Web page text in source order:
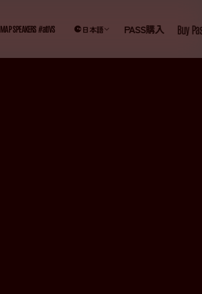
MAPSPEAKERS #atIVS 日本語
Buy Pass PASS購入 Buy Pass
ナンスの
という選
テクノロ